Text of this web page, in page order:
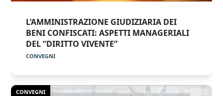
L’AMMINISTRAZIONE GIUDIZIARIA DEI
BENI CONFISCATI: ASPETTI MANAGERIALI
DEL “DIRITTO VIVENTE”
CONVEGNI
CONVEGNI